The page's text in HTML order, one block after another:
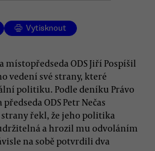
Vytisknout
ODS Jiří Pospíšil
vedení své strany, které
politiku. Podle deníku Právo
ODS Petr Nečas
řekl, že jeho politika
a hrozil mu odvoláním
na sobě potvrdili dva